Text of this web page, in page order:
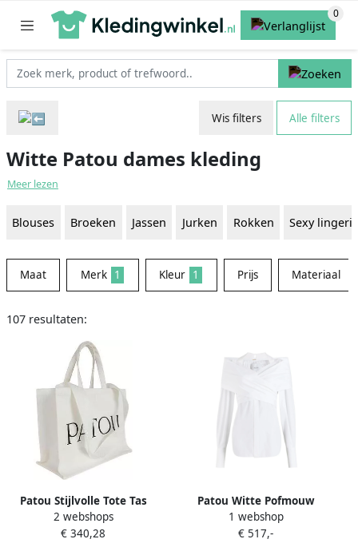
Wis filters Alle filters
Witte Patou dames kleding
Meer lezen
Blouses Broeken Jassen Jurken Rokken Sexy
Maat Merk 1 Kleur 1 Prijs Materiaal
107 resultaten:
Patou Stijlvolle Tote Tas
White Dames
2 webshops
€ 340,28
Patou Witte Pofmouw
Overhemd met
Paneeldetails White Dames
1 webshop
€ 517,-